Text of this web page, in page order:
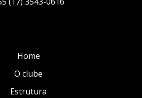
Home
O clube
Estrutura